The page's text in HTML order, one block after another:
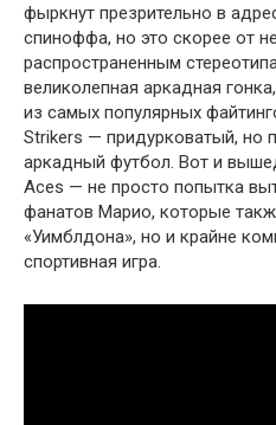
фыркнут презрительно в
спиноффа, но это скорее от
распространенным
великолепная аркадная
из самых популярных
Strikers — придурковатый, но
аркадный футбол. Вот и
Aces — не просто попытка
фанатов Марио, которые
«Уимблдона», но и крайне
спортивная игра.